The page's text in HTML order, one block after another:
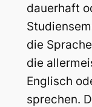
dauerhaft
die
die
Englisch
sprechen.